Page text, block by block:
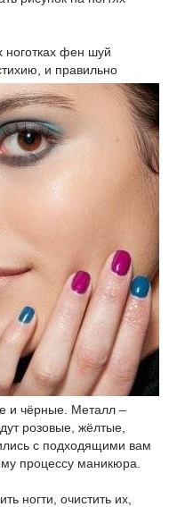
ноготках фен шуй
и правильно
и чёрные. Металл –
розовые, жёлтые,
с подходящими вам
процессу маникюра.
ногти, очистить их,